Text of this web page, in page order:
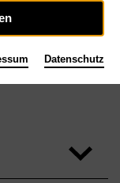
Datenschutz